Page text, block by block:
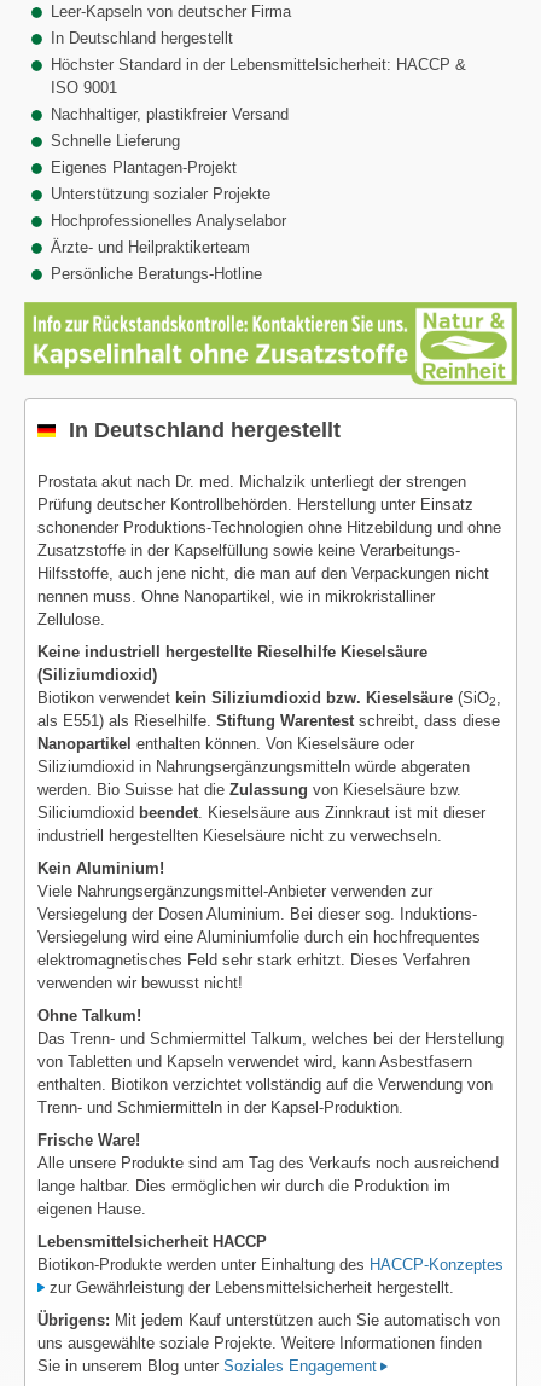
Leer-Kapseln von deutscher Firma
In Deutschland hergestellt
Höchster Standard in der Lebensmittelsicherheit: HACCP &
ISO 9001
Nachhaltiger, plastikfreier Versand
Schnelle Lieferung
Eigenes Plantagen-Projekt
Unterstützung sozialer Projekte
Hochprofessionelles Analyselabor
Ärzte- und Heilpraktikerteam
Persönliche Beratungs-Hotline
In Deutschland hergestellt
Prostata akut nach Dr. med. Michalzik unterliegt der strengen
Prüfung deutscher Kontrollbehörden. Herstellung unter Einsatz
schonender Produktions-Technologien ohne Hitzebildung und ohne
Zusatzstoffe in der Kapselfüllung sowie keine Verarbeitungs-
Hilfsstoffe, auch jene nicht, die man auf den Verpackungen nicht
nennen muss. Ohne Nanopartikel, wie in mikrokristalliner
Zellulose.
Keine industriell hergestellte Rieselhilfe Kieselsäure
(Siliziumdioxid)
Biotikon verwendet kein Siliziumdioxid bzw. Kieselsäure (SiO2
als E551) als Rieselhilfe. Stiftung Warentest schreibt, dass diese
Nanopartikel enthalten können. Von Kieselsäure oder
Siliziumdioxid in Nahrungsergänzungsmitteln würde abgeraten
werden. Bio Suisse hat die Zulassung von Kieselsäure bzw.
Siliciumdioxid beendet . Kieselsäure aus Zinnkraut ist mit dieser
industriell hergestellten Kieselsäure nicht zu verwechseln.
Kein Aluminium!
Viele Nahrungsergänzungsmittel-Anbieter verwenden zur
Versiegelung der Dosen Aluminium. Bei dieser sog. Induktions-
Versiegelung wird eine Aluminiumfolie durch ein hochfrequentes
elektromagnetisches Feld sehr stark erhitzt. Dieses Verfahren
verwenden wir bewusst nicht!
Ohne Talkum!
Das Trenn- und Schmiermittel Talkum, welches bei der Herstellung
von Tabletten und Kapseln verwendet wird, kann Asbestfasern
enthalten. Biotikon verzichtet vollständig auf die Verwendung von
Trenn- und Schmiermitteln in der Kapsel-Produktion.
Frische Ware!
Alle unsere Produkte sind am Tag des Verkaufs noch ausreichend
lange haltbar. Dies ermöglichen wir durch die Produktion im
eigenen Hause.
Lebensmittelsicherheit HACCP
Biotikon-Produkte werden unter Einhaltung des HACCP-Konzeptes
zur Gewährleistung der Lebensmittelsicherheit hergestellt.
Übrigens: Mit jedem Kauf unterstützen auch Sie automatisch von
uns ausgewählte soziale Projekte. Weitere Informationen finden
Sie in unserem Blog unter Soziales Engagement